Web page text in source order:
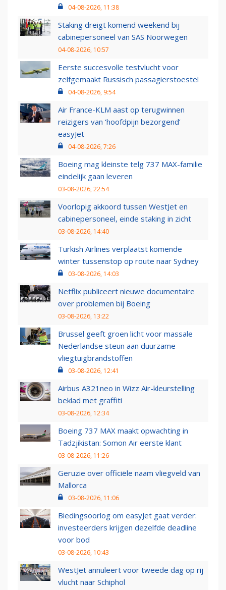
04-08-2026, 11:38
Staking dreigt komend weekend bij
cabinepersoneel van SAS Noorwegen
04-08-2026, 10:57
Eerste succesvolle testvlucht voor
zelfgemaakt Russisch passagierstoestel
04-08-2026, 9:54
Air France-KLM aast op terugwinnen
reizigers van ‘hoofdpijn bezorgend’
easyJet
04-08-2026, 7:26
Boeing mag kleinste telg 737 MAX-familie
eindelijk gaan leveren
03-08-2026, 22:54
Voorlopig akkoord tussen WestJet en
cabinepersoneel, einde staking in zicht
03-08-2026, 14:40
Turkish Airlines verplaatst komende
winter tussenstop op route naar Sydney
03-08-2026, 14:03
Netflix publiceert nieuwe documentaire
over problemen bij Boeing
03-08-2026, 13:22
Brussel geeft groen licht voor massale
Nederlandse steun aan duurzame
vliegtuigbrandstoffen
03-08-2026, 12:41
Airbus A321neo in Wizz Air-kleurstelling
beklad met graffiti
03-08-2026, 12:34
Boeing 737 MAX maakt opwachting in
Tadzjikistan: Somon Air eerste klant
03-08-2026, 11:26
Geruzie over officiële naam vliegveld van
Mallorca
03-08-2026, 11:06
Biedingsoorlog om easyJet gaat verder:
investeerders krijgen dezelfde deadline
voor bod
03-08-2026, 10:43
WestJet annuleert voor tweede dag op rij
vlucht naar Schiphol